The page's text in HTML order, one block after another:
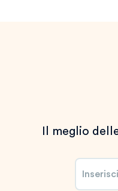
Il meglio